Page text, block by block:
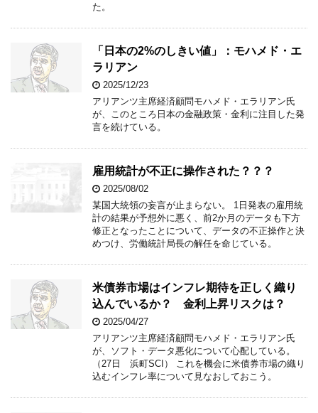
た。
「日本の2%のしきい値」：モハメド・エ
ラリアン
2025/12/23
アリアンツ主席経済顧問モハメド・エラリアン氏
が、このところ日本の金融政策・金利に注目した発
言を続けている。
雇用統計が不正に操作された？？？
2025/08/02
某国大統領の妄言が止まらない。 1日発表の雇用統
計の結果が予想外に悪く、前2か月のデータも下方
修正となったことについて、データの不正操作と決
めつけ、労働統計局長の解任を命じている。
米債券市場はインフレ期待を正しく織り
込んでいるか？ 金利上昇リスクは？
2025/04/27
アリアンツ主席経済顧問モハメド・エラリアン氏
が、ソフト・データ悪化について心配している。
（27日 浜町SCI） これを機会に米債券市場の織り
込むインフレ率について見なおしておこう。